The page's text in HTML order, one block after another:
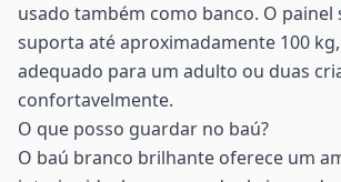
usado também como banco. O
suporta até aproximadamente 100
adequado para um adulto ou duas
confortavelmente.
O que posso guardar no baú?
O baú branco brilhante oferece um